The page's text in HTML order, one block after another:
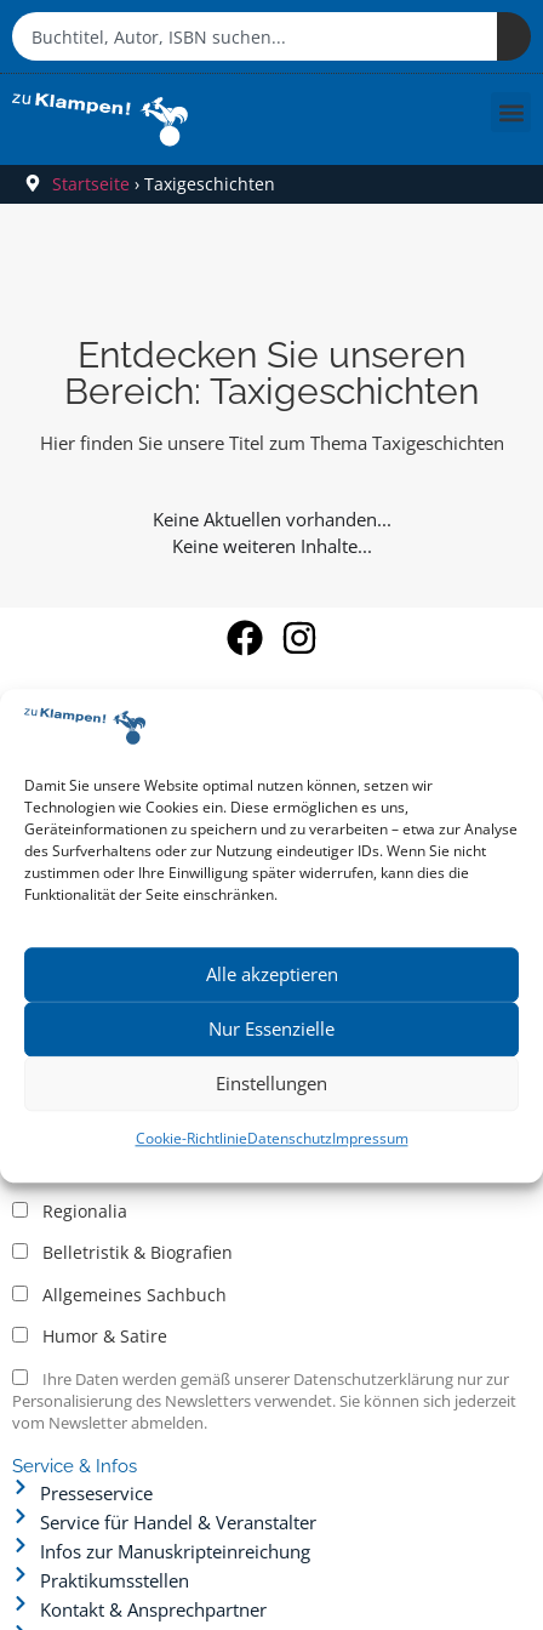
Damit Sie unsere Website optimal nutzen können, setzen wir
Technologien wie Cookies ein. Diese ermöglichen es uns,
Geräteinformationen zu speichern und zu verarbeiten – etwa zur Analyse
des Surfverhaltens oder zur Nutzung eindeutiger IDs. Wenn Sie nicht
zustimmen oder Ihre Einwilligung später widerrufen, kann dies die
Funktionalität der Seite einschränken.
Alle akzeptieren
Nur Essenzielle
Einstellungen
Cookie-RichtlinieDatenschutzImpressum
Startseite › Taxigeschichten
Entdecken Sie unseren
Bereich: Taxigeschichten
Hier finden Sie unsere Titel zum Thema Taxigeschichten
Keine weiteren Inhalte...
Aktuelle Vorschau
Entdecken Sie das aktuelle zu-Klampen!-Verlagsprogramm.
Hier finden Sie die Verlagsvorschau – einfach direkt online
reinlesen oder herunterladen.
Download: Vorschau zu Klampen! Herbst 2026
Mehr aktuelle Vorschauen ansehen
News zu aktuellen Neuheiten und Nachrichten im zu Klampen!
Verlag – jederzeit wieder abbestellbar.
Kritische Theorie / Philosophie
Regionalia
Belletristik & Biografien
Allgemeines Sachbuch
Humor & Satire
Ihre Daten werden gemäß unserer Datenschutzerklärung nur zur
Personalisierung des Newsletters verwendet. Sie können sich jederzeit
vom Newsletter abmelden.
Service & Infos
Presseservice
Service für Handel & Veranstalter
Infos zur Manuskripteinreichung
Praktikumsstellen
Kontakt & Ansprechpartner